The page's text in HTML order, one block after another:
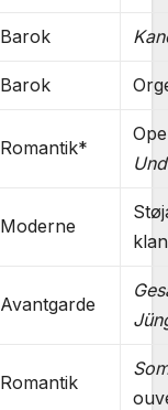
Barok
Barok
Romantik*
Moderne
Avantgarde
Romantik